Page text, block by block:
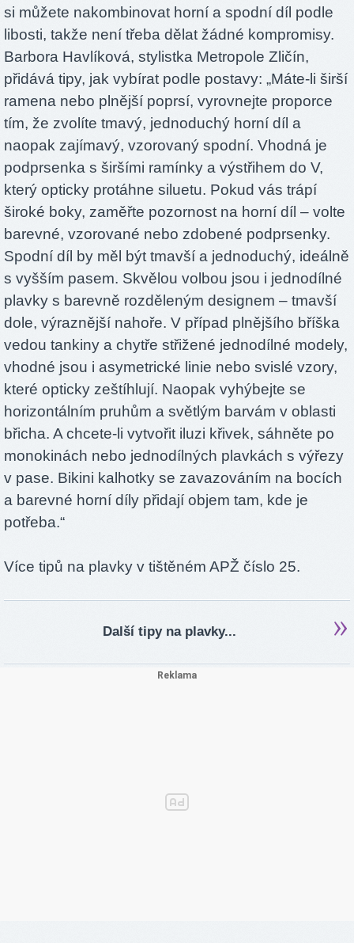
si můžete nakombinovat horní a spodní díl podle
libosti, takže není třeba dělat žádné kompromisy.
Barbora Havlíková, stylistka Metropole Zličín,
přidává tipy, jak vybírat podle postavy: „Máte-li širší
ramena nebo plnější poprsí, vyrovnejte proporce
tím, že zvolíte tmavý, jednoduchý horní díl a
naopak zajímavý, vzorovaný spodní. Vhodná je
podprsenka s širšími ramínky a výstřihem do V,
který opticky protáhne siluetu. Pokud vás trápí
široké boky, zaměřte pozornost na horní díl – volte
barevné, vzorované nebo zdobené podprsenky.
Spodní díl by měl být tmavší a jednoduchý, ideálně
s vyšším pasem. Skvělou volbou jsou i jednodílné
plavky s barevně rozděleným designem – tmavší
dole, výraznější nahoře. V případ plnějšího bříška
vedou tankiny a chytře střižené jednodílné modely,
vhodné jsou i asymetrické linie nebo svislé vzory,
které opticky zeštíhlují. Naopak vyhýbejte se
horizontálním pruhům a světlým barvám v oblasti
břicha. A chcete-li vytvořit iluzi křivek, sáhněte po
monokinách nebo jednodílných plavkách s výřezy
v pase. Bikini kalhotky se zavazováním na bocích
a barevné horní díly přidají objem tam, kde je
potřeba.“
Více tipů na plavky v tištěném APŽ číslo 25.
Další tipy na plavky...